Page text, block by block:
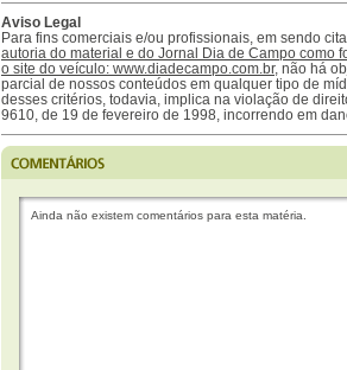
Aviso Legal
Para fins comerciais e/ou profissionais, em sendo
autoria do material e do Jornal Dia de Campo como
o site do veículo: www.diadecampo.com.br, não há
parcial de nossos conteúdos em qualquer tipo de
desses critérios, todavia, implica na violação de
9610, de 19 de fevereiro de 1998, incorrendo em
Ainda não existem comentários para esta matéria.